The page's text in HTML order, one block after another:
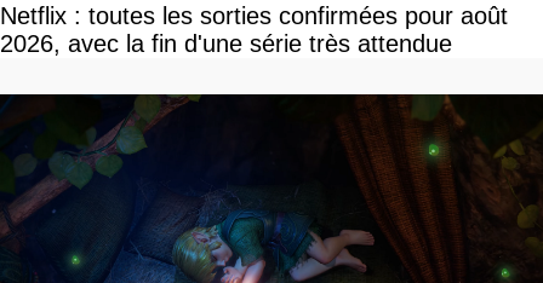
Netflix : toutes les sorties confirmées pour août
2026, avec la fin d'une série très attendue